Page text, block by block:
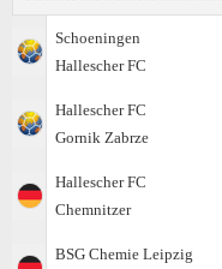
Schoeningen
Hallescher FC
Hallescher FC
Gornik Zabrze
Hallescher FC
Chemnitzer
BSG Chemie Leipzig